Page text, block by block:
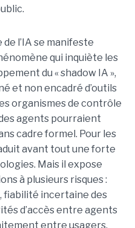
l’IA se manifeste
qui inquiète les
du « shadow IA »,
et non encadré d’outils
organismes de contrôle
agents pourraient
cadre formel. Pour les
avant tout une forte
Mais il expose
à plusieurs risques :
fiabilité incertaine des
d’accès entre agents
entre usagers.